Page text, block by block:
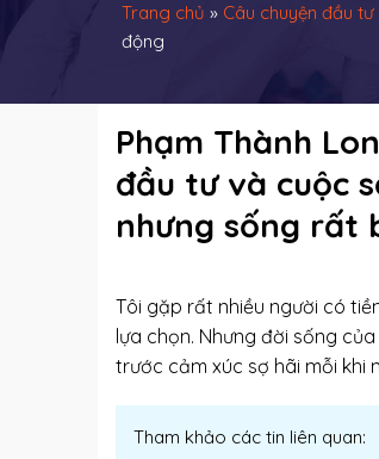
Trang chủ » Câu chuyện đầu tư
động
Phạm Thành
đầu tư và cuộc
nhưng sống rất
Tôi gặp rất nhiều người có
lựa chọn. Nhưng đời sống
trước cảm xúc sợ hãi mỗi khi
Tham khảo các tin liên quan: